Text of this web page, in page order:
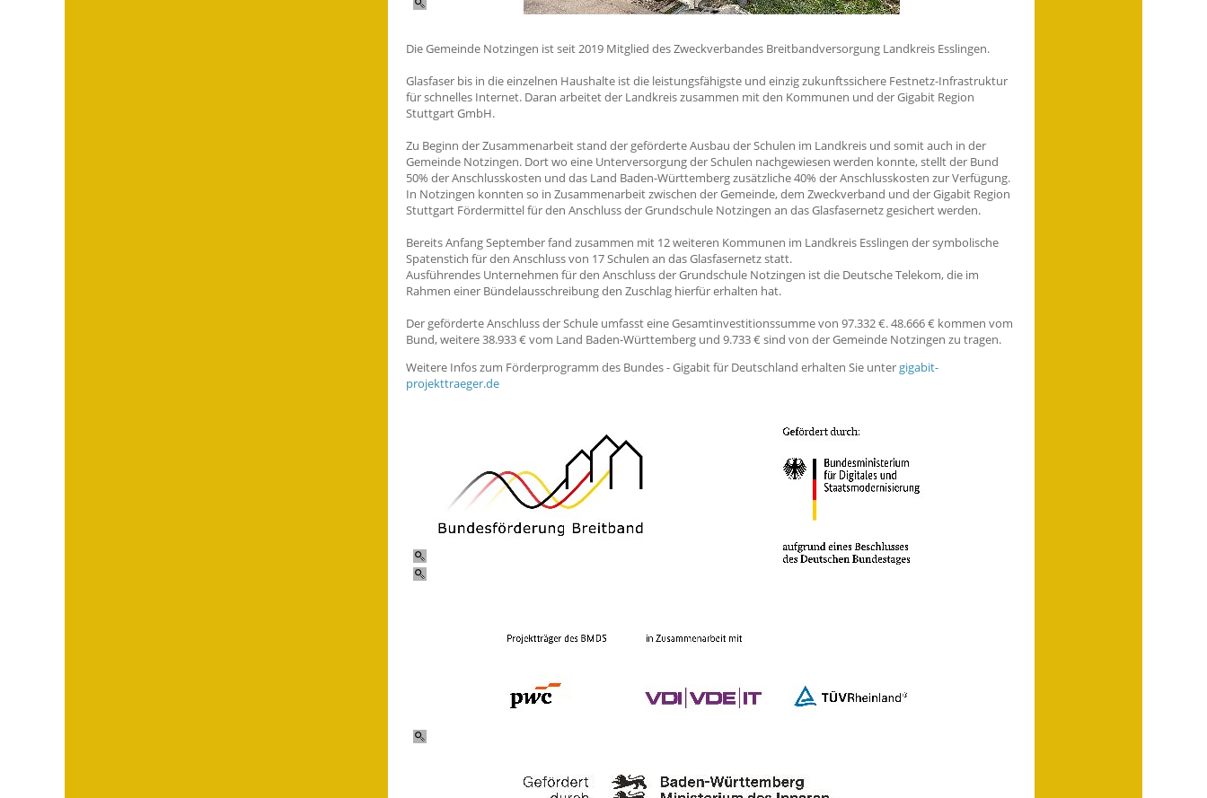
Die Gemeinde Notzingen ist seit 2019 Mitglied des Zweckverbandes Breitbandversorgung Landkreis Esslingen.
Glasfaser bis in die einzelnen Haushalte ist die leistungsfähigste und einzig zukunftssichere Festnetz-Infrastruktur
für schnelles Internet. Daran arbeitet der Landkreis zusammen mit den Kommunen und der Gigabit Region
Stuttgart GmbH.
Zu Beginn der Zusammenarbeit stand der geförderte Ausbau der Schulen im Landkreis und somit auch in der
Gemeinde Notzingen. Dort wo eine Unterversorgung der Schulen nachgewiesen werden konnte, stellt der Bund
50% der Anschlusskosten und das Land Baden-Württemberg zusätzliche 40% der Anschlusskosten zur Verfügung.
In Notzingen konnten so in Zusammenarbeit zwischen der Gemeinde, dem Zweckverband und der Gigabit Region
Stuttgart Fördermittel für den Anschluss der Grundschule Notzingen an das Glasfasernetz gesichert werden.
Bereits Anfang September fand zusammen mit 12 weiteren Kommunen im Landkreis Esslingen der symbolische
Spatenstich für den Anschluss von 17 Schulen an das Glasfasernetz statt.
Ausführendes Unternehmen für den Anschluss der Grundschule Notzingen ist die Deutsche Telekom, die im
Rahmen einer Bündelausschreibung den Zuschlag hierfür erhalten hat.
Der geförderte Anschluss der Schule umfasst eine Gesamtinvestitionssumme von 97.332 €. 48.666 € kommen vom
Bund, weitere 38.933 € vom Land Baden-Württemberg und 9.733 € sind von der Gemeinde Notzingen zu tragen.
Weitere Infos zum Förderprogramm des Bundes - Gigabit für Deutschland erhalten Sie untergigabit-
projekttraeger.de